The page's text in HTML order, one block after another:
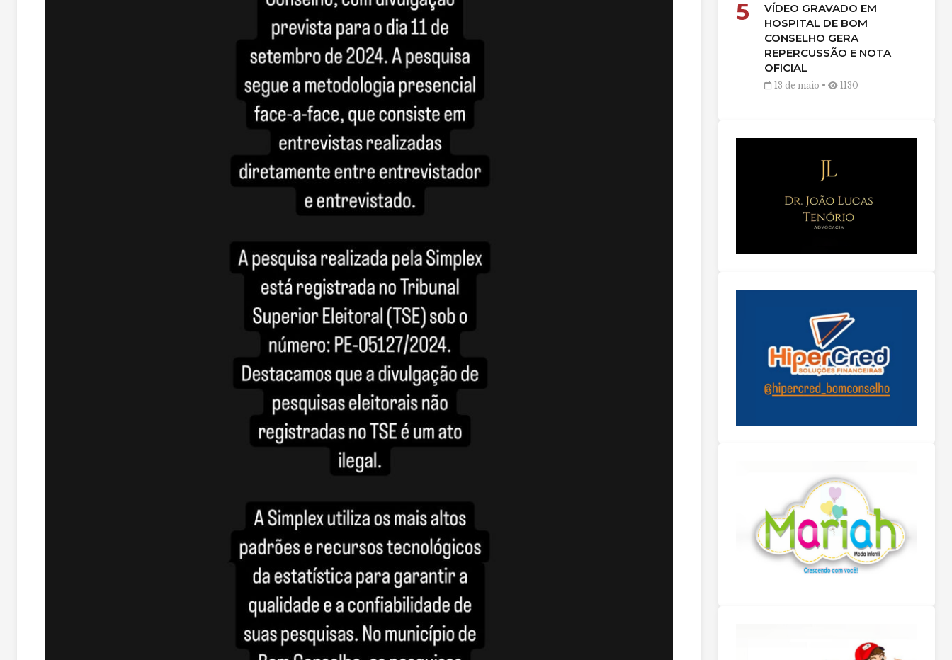
5
VÍDEO GRAVADO EM
HOSPITAL DE BOM
CONSELHO GERA
REPERCUSSÃO E NOTA
OFICIAL
13 de maio • 1130